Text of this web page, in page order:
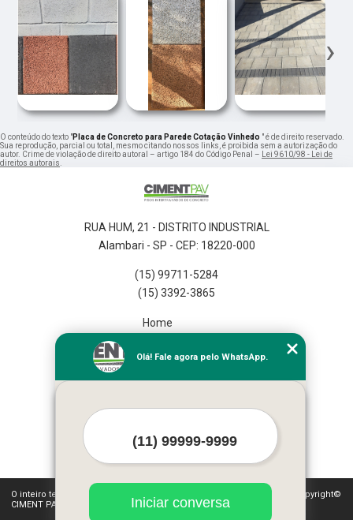
‹ ›
O conteúdo do texto "Placa de Concreto para Parede Cotação Vinhedo " é de direito reservado.
Sua reprodução, parcial ou total, mesmo citando nossos links, é proibida sem a autorização do
autor. Crime de violação de direito autoral – artigo 184 do Código Penal –
Lei 9610/98 - Lei de
direitos autorais
RUA HUM, 21 - DISTRITO INDUSTRIAL
Alambari - SP - CEP: 18220-000
(15) 99711-5284
(15) 3392-3865
Home
Missão
O inteiro teor deste site está sujeito à proteção de direitos autorais. Copyright©
CIMENT PAV (Lei 9610 de 19/02/1998)
Olá! Fale agora pelo WhatsApp.
Iniciar conversa